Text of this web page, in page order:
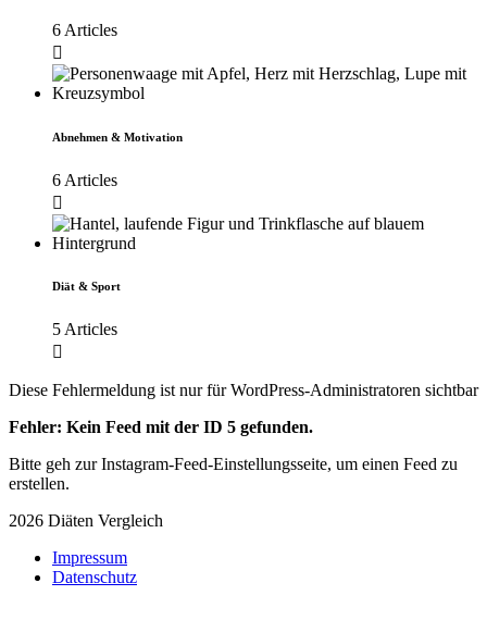
6 Articles
Abnehmen & Motivation
6 Articles
Diät & Sport
5 Articles
Diese Fehlermeldung ist nur für WordPress-Administratoren sichtbar
Fehler: Kein Feed mit der ID 5 gefunden.
Bitte geh zur Instagram-Feed-Einstellungsseite, um einen Feed zu
erstellen.
2026 Diäten Vergleich
Impressum
Datenschutz